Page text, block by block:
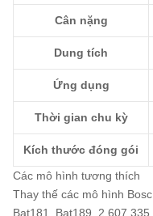
Cân nặng
Dung tích
Ứng dụng
Thời gian chu kỳ
Kích thước đóng gói
Các mô hình tương thích
Thay thế các mô hình
Bat181, Bat189, 2 607